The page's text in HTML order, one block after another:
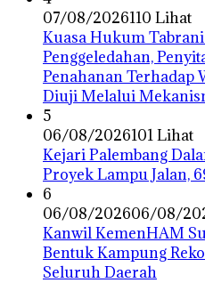
07/08/2026110 Lihat
‎Kuasa Hukum
Penggeledahan,
Penahanan Terhadap
Diuji Melalui
5
06/08/2026101 Lihat
Kejari Palembang
Proyek Lampu Jalan,
6
06/08/202606/08/
Kanwil KemenHAM
Bentuk Kampung
Seluruh Daerah